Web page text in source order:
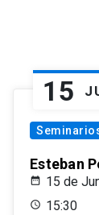
15
Esteban
15 de
15:30